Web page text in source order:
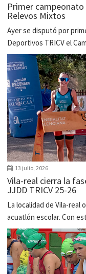
Primer
Relevos Mixtos
Ayer se disputó por
Deportivos TRICV el
13 julio, 2026
Vila-real cierra la
JJDD TRICV 25-26
La localidad de Vila-real
acuatlón escolar. Con